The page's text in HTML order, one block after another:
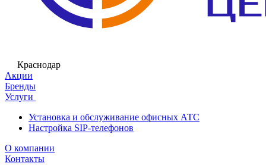
Краснодар
Акции
Бренды
Услуги
Установка и обслуживание офисных АТС
Настройка SIP-телефонов
О компании
Контакты